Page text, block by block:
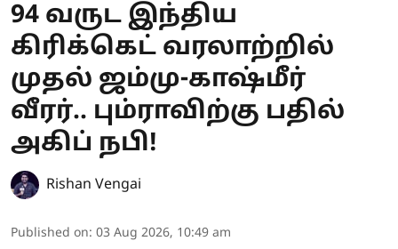
94 வருட இந்திய
கிரிக்கெட் வரலாற்றில்
முதல் ஜம்மு-காஷ்மீர்
வீரர்.. பும்ராவிற்கு பதில்
அகிப் நபி!
Rishan Vengai
Published on: 03 Aug 2026, 10:49 am